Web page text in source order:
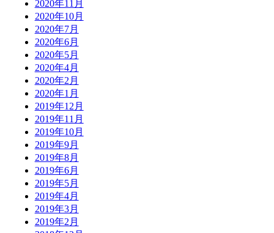
2020年11月
2020年10月
2020年7月
2020年6月
2020年5月
2020年4月
2020年2月
2020年1月
2019年12月
2019年11月
2019年10月
2019年9月
2019年8月
2019年6月
2019年5月
2019年4月
2019年3月
2019年2月